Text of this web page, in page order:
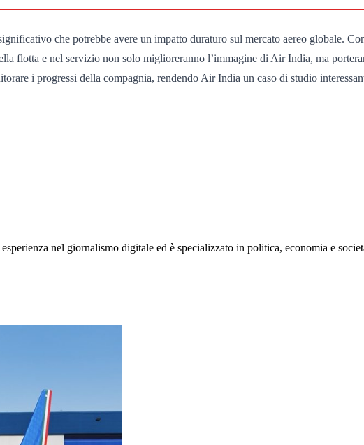
che potrebbe avere un impatto duraturo sul mercato aereo globale.
flotta e nel servizio non solo miglioreranno l’immagine di Air India, ma
i progressi della compagnia, rendendo Air India un caso di studio
nel giornalismo digitale ed è specializzato in politica, economia e